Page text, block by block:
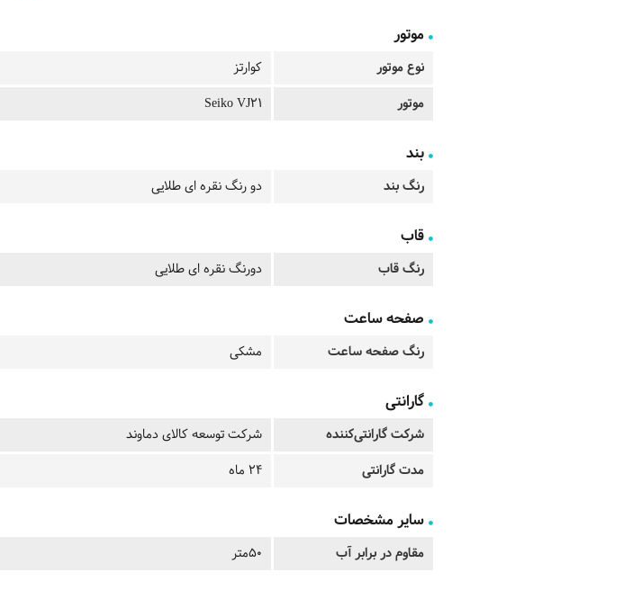
موتور
نوع موتور
کوارتز
موتور
Seiko VJ21
بند
رنگ بند دو رنگ نقره ای طلایی
قاب
رنگ قاب دورنگ نقره ای طلایی
صفحه ساعت
رنگ صفحه ساعت مشکی
گارانتی
شرکت گارانتی‌کننده
شرکت توسعه کالای دماوند
مدت گارانتی
24 ماه
سایر مشخصات
مقاوم در برابر آب 50متر